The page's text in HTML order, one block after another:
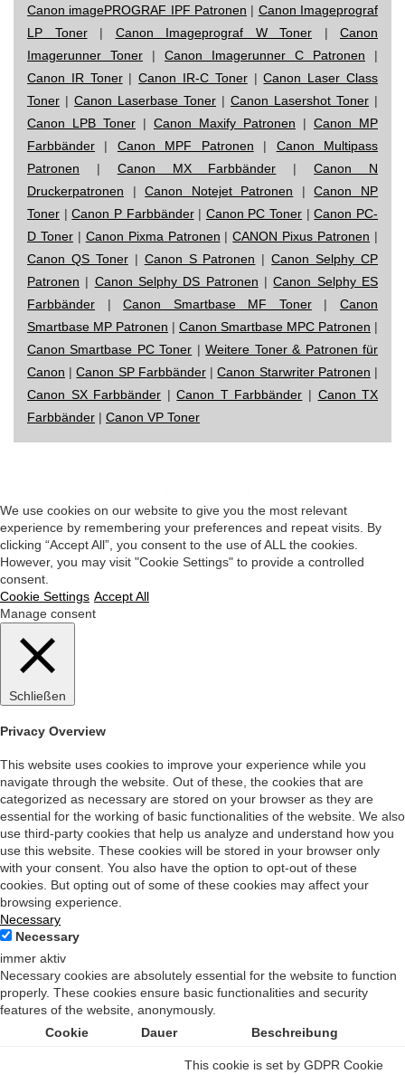
Canon imagePROGRAF IPF Patronen | Canon Imageprograf
LP Toner| Canon Imageprograf W Toner | Canon
Imagerunner Toner | Canon Imagerunner C Patronen |
Canon IR Toner|Canon IR-C Toner|Canon Laser Class
Toner | Canon Laserbase Toner | Canon Lasershot Toner |
Canon LPB Toner | Canon Maxify Patronen | Canon MP
Farbbänder | Canon MPF Patronen | Canon Multipass
Patronen | Canon MX Farbbänder |Canon N
Druckerpatronen |Canon Notejet Patronen |Canon NP
Toner |Canon P Farbbänder| Canon PC Toner |Canon PC-
D Toner| Canon Pixma Patronen |CANON Pixus Patronen |
Canon QS Toner| Canon S Patronen |Canon Selphy CP
Patronen | Canon Selphy DS Patronen |Canon Selphy ES
Farbbänder |Canon Smartbase MF Toner|Canon
Smartbase MP Patronen | Canon Smartbase MPC Patronen |
Canon Smartbase PC Toner |Weitere Toner & Patronen für
Canon |Canon SP Farbbänder|Canon Starwriter Patronen |
Canon SX Farbbänder |Canon T Farbbänder | Canon TX
Farbbänder | Canon VP Toner
We use cookies on our website to give you the most relevant
experience by remembering your preferences and repeat visits. By
clicking “Accept All”, you consent to the use of ALL the cookies.
However, you may visit "Cookie Settings" to provide a controlled
consent.
Cookie Settings Accept All
Manage consent
Schließen
Privacy Overview
This website uses cookies to improve your experience while you
navigate through the website. Out of these, the cookies that are
categorized as necessary are stored on your browser as they are
essential for the working of basic functionalities of the website. We also
use third-party cookies that help us analyze and understand how you
use this website. These cookies will be stored in your browser only
with your consent. You also have the option to opt-out of these
cookies. But opting out of some of these cookies may affect your
browsing experience.
Necessary
Necessary
immer aktiv
Necessary cookies are absolutely essential for the website to function
properly. These cookies ensure basic functionalities and security
features of the website, anonymously.
Cookie
Dauer Beschreibung
This cookie is set by GDPR Cookie